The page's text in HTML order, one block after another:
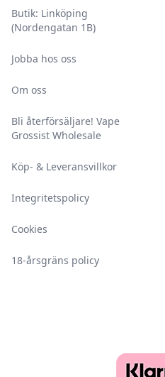
Butik: Linköping
(Nordengatan 1B)
Jobba hos oss
Om oss
Bli återförsäljare! Vape
Grossist Wholesale
Köp- & Leveransvillkor
Integritetspolicy
Cookies
18-årsgräns policy